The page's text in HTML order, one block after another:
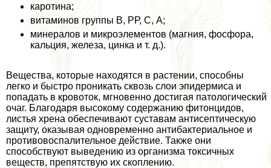
каротина;
витаминов группы В, РР, С, А;
минералов и микроэлементов (магния, фосфора,
кальция, железа, цинка и т. д.).
Вещества, которые находятся в растении, способны
легко и быстро проникать сквозь слои эпидермиса и
попадать в кровоток, мгновенно достигая патологический
очаг. Благодаря высокому содержанию фитонцидов,
листья хрена обеспечивают суставам антисептическую
защиту, оказывая одновременно антибактериальное и
противовоспалительное действие. Также они
способствуют выведению из организма токсичных
веществ, препятствую их скоплению.